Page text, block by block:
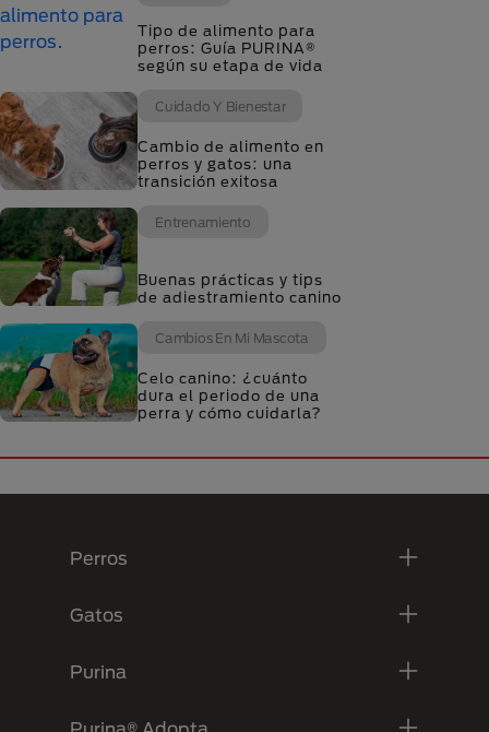
Tipo de alimento para
perros: Guía PURINA®
según su etapa de vida
Cuidado Y Bienestar
Cambio de alimento en
perros y gatos: una
transición exitosa
Entrenamiento
Buenas prácticas y tips
de adiestramiento canino
Cambios En Mi Mascota
Celo canino: ¿cuánto
dura el periodo de una
perra y cómo cuidarla?
Perros
Gatos
Purina
Purina® Adopta